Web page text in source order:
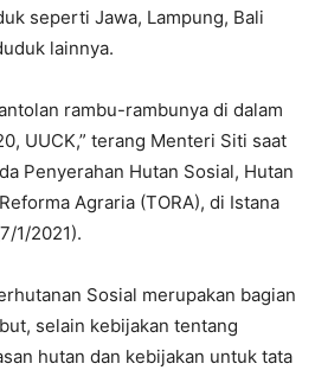
seperti Jawa, Lampung, Bali
lainnya.
rambu-rambunya di dalam
UUCK,” terang Menteri Siti saat
Penyerahan Hutan Sosial, Hutan
Agraria (TORA), di Istana
1/2021).
Sosial merupakan bagian
selain kebijakan tentang
hutan dan kebijakan untuk tata